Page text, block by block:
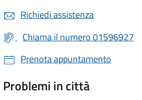
Richiedi assistenza
Chiama il numero 01596927
Prenota appuntamento
Problemi in città